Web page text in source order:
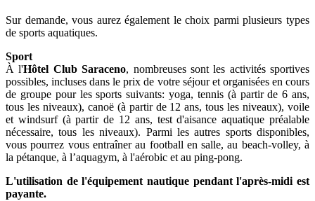
Sur demande, vous aurez également le choix parmi plusieurs types
de sports aquatiques.
Sport
À l'Hôtel Club Saraceno, nombreuses sont les activités sportives
possibles, incluses dans le prix de votre séjour et organisées en cours
de groupe pour les sports suivants: yoga, tennis (à partir de 6 ans,
tous les niveaux), canoë (à partir de 12 ans, tous les niveaux), voile
et windsurf (à partir de 12 ans, test d'aisance aquatique préalable
nécessaire, tous les niveaux). Parmi les autres sports disponibles,
vous pourrez vous entraîner au football en salle, au beach-volley, à
la pétanque, à l’aquagym, à l'aérobic et au ping-pong.
L'utilisation de l'équipement nautique pendant l'après-midi est
payante.